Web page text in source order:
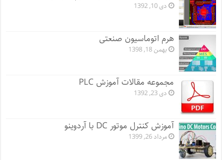
دی 10, 1392
هرم اتوماسیون صنعتی
بهمن 18, 1398
مجموعه مقالات آموزش PLC
دی 23, 1392
آموزش کنترل موتور DC با آردوینو
مرداد 26, 1399